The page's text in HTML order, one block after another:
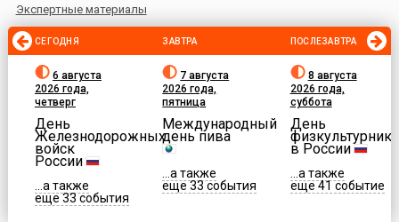
Экспертные материалы
СЕГОДНЯ
6 августа
2026 года,
четверг
День
Железнодорожных
войск
России
...а также
еще 33 события
ЗАВТРА
7 августа
2026 года,
пятница
Международный
день пива
...а также
еще 33 события
ПОСЛЕЗАВТРА
8 августа
2026 года,
суббота
День
физкультурника
в России
...а также
еще 41 событие